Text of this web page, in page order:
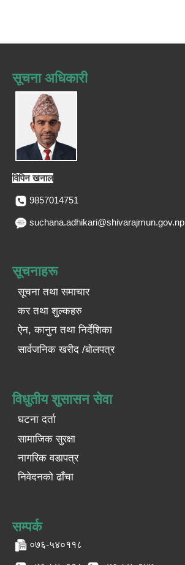
सूचना अधिकारी
विपिन खनाल
9857014751
suchana.adhikari@shivarajmun.gov.np
सूचनाहरू
सूचना तथा समाचार
कर तथा शुल्कहरु
ऐन, कानुन तथा निर्देशिका
सार्वजनिक खरीद /बोलपत्र
विधुतीय शुसासन सेवा
घटना दर्ता
सामाजिक सुरक्षा
नागरिक वडापत्र
निवेदनको ढाँचा
सम्पर्क
०७६-५४०११८